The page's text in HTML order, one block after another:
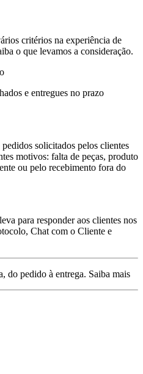
critérios na experiência de
o que levamos a consideração.
e entregues no prazo
solicitados pelos clientes
motivos: falta de peças, produto
ou pelo recebimento fora do
para responder aos clientes nos
Chat com o Cliente e
do pedido à entrega. Saiba mais